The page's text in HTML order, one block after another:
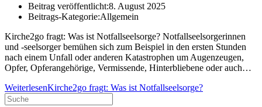
Beitrag veröffentlicht:8. August 2025
Beitrags-Kategorie:Allgemein
Kirche2go fragt: Was ist Notfallseelsorge? Notfallseelsorgerinnen
und -seelsorger bemühen sich zum Beispiel in den ersten Stunden
nach einem Unfall oder anderen Katastrophen um Augenzeugen,
Opfer, Opferangehörige, Vermissende, Hinterbliebene oder auch…
WeiterlesenKirche2go fragt: Was ist Notfallseelsorge?